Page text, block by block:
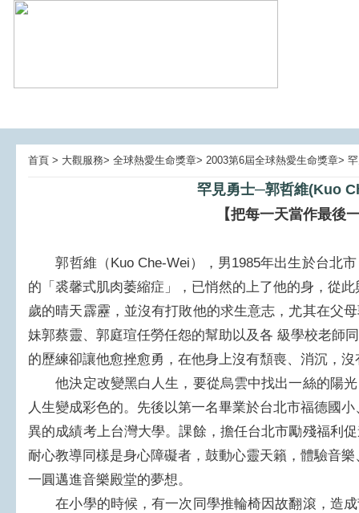
首頁 > 大觀服務> 全球熱愛生命獎章> 2003第6屆全球熱愛生命獎章>
罕見勇士─郭哲維(Kuo
【把每一天當作最後
郭哲維（Kuo Che-Wei），男1985年出生於台北市
的「裘馨式肌肉萎縮症」，已悄然的上了他的身，從
歲的晴天霹靂，並沒有打敗他的求生意志，尤其在父
妹郭蔡靈、郭庭瑄任勞任怨的幫助以及各 級學校老師
的歷練卻讓他愈挫愈勇，在他身上沒有頹喪、消沉，
他決定改變黑白人生，要從烏雲中找出一絲的陽光
人生變成彩色的。先後以第一名畢業於台北市福德國
異的成績考上台灣大學。課餘，擔任台北市勵殘福利
耐心教導同樣是身心障礙者，鼓動心靈天籟，體驗音
一圓邁進音樂殿堂的夢想。
在小學的時候，有一次同學推輪椅因故翻滾，造成